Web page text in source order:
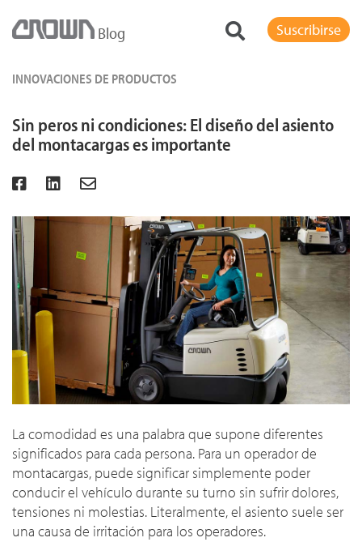
Blog Suscribirse
INNOVACIONES DE PRODUCTOS
Sin peros ni condiciones: El diseño del asiento
del montacargas es importante
La comodidad es una palabra que supone diferentes
significados para cada persona. Para un operador de
montacargas, puede significar simplemente poder
conducir el vehículo durante su turno sin sufrir dolores,
tensiones ni molestias. Literalmente, el asiento suele ser
una causa de irritación para los operadores.